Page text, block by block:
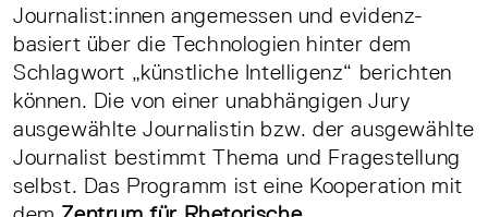
Journalist:innen angemessen und evidenz-
basiert über die Technologien hinter dem
Schlagwort „künstliche Intelligenz“ berichten
können. Die von einer unabhängigen Jury
ausgewählte Journalistin bzw. der ausgewählte
Journalist bestimmt Thema und Fragestellung
selbst. Das Programm ist eine Kooperation mit